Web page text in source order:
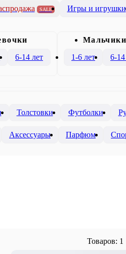
SALE Игры и игрушки
6-14 лет
Mальчики
1-6 лет
6-14
Толстовки Футболки
Аксессуары Парфюм
Товаров: 1